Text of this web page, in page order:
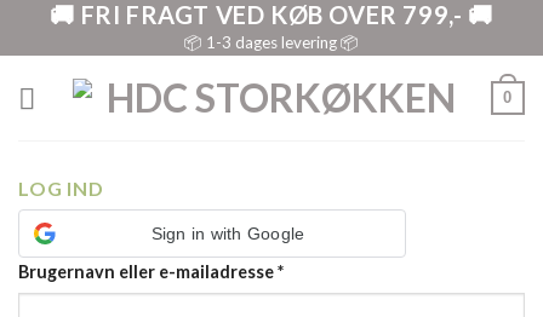
🚚 FRI FRAGT VED KØB OVER 799,- 🚚
📦 1-3 dages levering 📦
0
LOG IND
Sign in with Google
Brugernavn eller e-mailadresse*